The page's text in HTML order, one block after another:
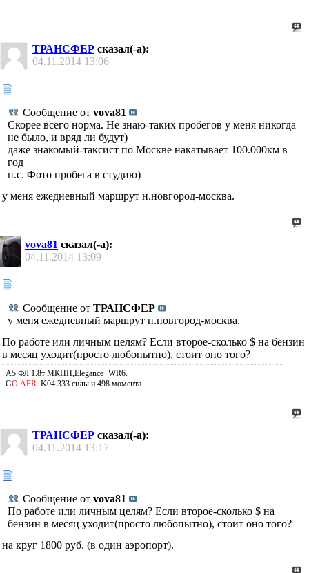
ТРАНСФЕР сказал(-а):
04.11.2014 13:06
Сообщение от vova81
Скорее всего норма. Не знаю-таких пробегов у меня никогда
не было, и вряд ли будут)
даже знакомый-таксист по Москве накатывает 100.000км в
год
п.с. Фото пробега в студию)
у меня ежедневный маршрут н.новгород-москва.
vova81 сказал(-а):
04.11.2014 13:09
Сообщение от ТРАНСФЕР
у меня ежедневный маршрут н.новгород-москва.
По работе или личным целям? Если второе-сколько $ на бензин
в месяц уходит(просто любопытно), стоит оно того?
A5 ФЛ 1.8т МКПП,Elegance+WR6.
GО APR. K04 333 силы и 498 момента.
ТРАНСФЕР сказал(-а):
04.11.2014 13:17
Сообщение от vova81
По работе или личным целям? Если второе-сколько $ на
бензин в месяц уходит(просто любопытно), стоит оно того?
на круг 1800 руб. (в один аэропорт).